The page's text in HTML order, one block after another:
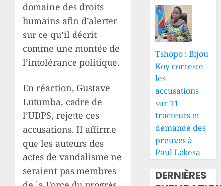
domaine des droits
humains afin d’alerter
sur ce qu’il décrit
comme une montée de
l’intolérance politique.
En réaction, Gustave
Lutumba, cadre de
l’UDPS, rejette ces
accusations. Il affirme
que les auteurs des
actes de vandalisme ne
seraient pas membres
Tshopo : Bijou
Koy conteste
les
accusations
sur 11
tracteurs et
demande des
preuves à
Paul Lokesa
DERNIÈRES